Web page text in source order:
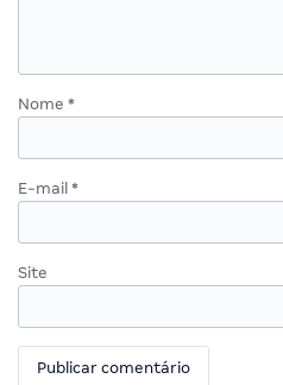
Nome *
E-mail *
Site